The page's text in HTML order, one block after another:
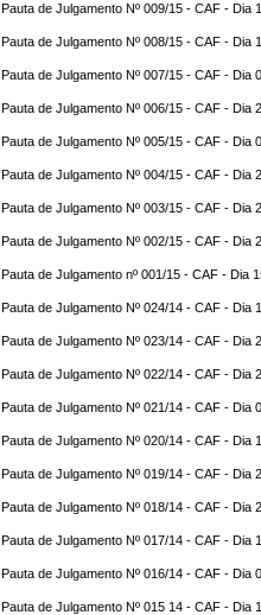
Pauta de Julgamento Nº 009/15 - CAF - Dia
Pauta de Julgamento Nº 008/15 - CAF - Dia
Pauta de Julgamento Nº 007/15 - CAF - Dia
Pauta de Julgamento Nº 006/15 - CAF - Dia
Pauta de Julgamento Nº 005/15 - CAF - Dia
Pauta de Julgamento Nº 004/15 - CAF - Dia
Pauta de Julgamento Nº 003/15 - CAF - Dia
Pauta de Julgamento Nº 002/15 - CAF - Dia
Pauta de Julgamento nº 001/15 - CAF - Dia
Pauta de Julgamento Nº 024/14 - CAF - Dia
Pauta de Julgamento Nº 023/14 - CAF - Dia
Pauta de Julgamento Nº 022/14 - CAF - Dia
Pauta de Julgamento Nº 021/14 - CAF - Dia
Pauta de Julgamento Nº 020/14 - CAF - Dia
Pauta de Julgamento Nº 019/14 - CAF - Dia
Pauta de Julgamento Nº 018/14 - CAF - Dia
Pauta de Julgamento Nº 017/14 - CAF - Dia
Pauta de Julgamento Nº 016/14 - CAF - Dia
Pauta de Julgamento Nº 015 14 - CAF - Dia